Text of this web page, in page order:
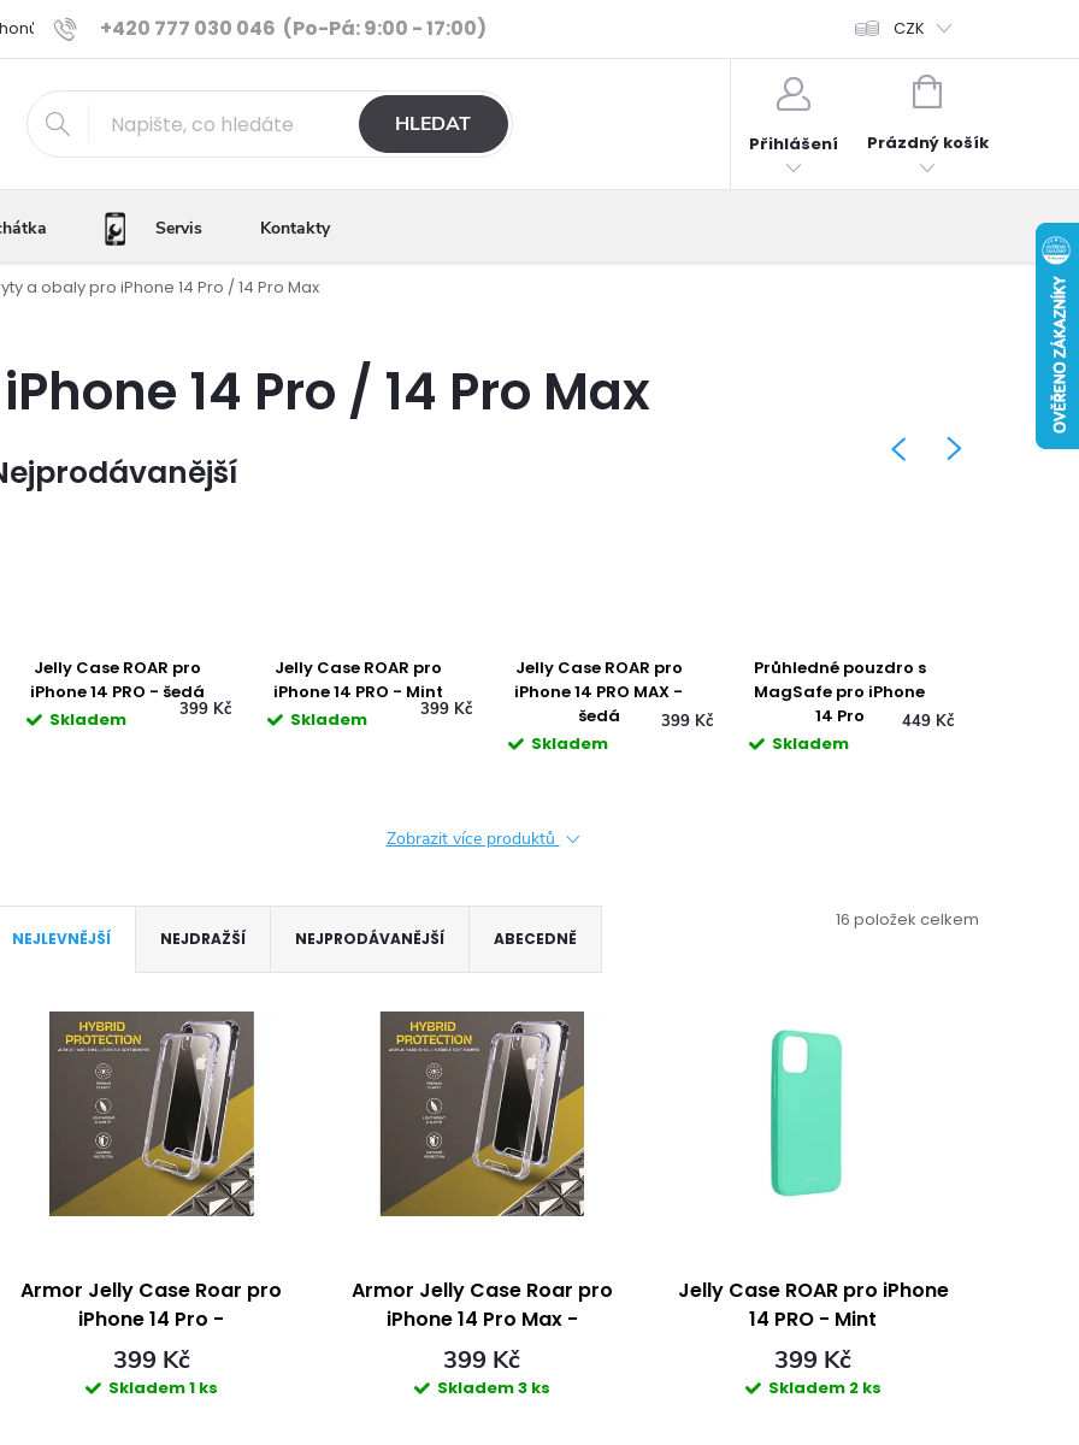
+420 777 030 046 (Po-Pá: 9:00 - 17:00)
Ověřené iPhony Výhody e-shopu Porovnání telefonů Hodnocení obchodu
CZK
HLEDAT
Přihlášení
NÁKUPNÍ
Prázdný košík
Servis Kontakty
a obaly pro iPhone 14 Pro / 14 Pro Max
14 Pro / 14 Pro Max
Jelly Case ROAR pro
iPhone 14 PRO - šedá
Skladem
399 Kč
Jelly Case ROAR pro
iPhone 14 PRO - Mint
Skladem
399 Kč
Jelly Case ROAR pro
iPhone 14 PRO MAX -
šedá
Skladem
399 Kč
Průhledné pouzdro s
MagSafe pro iPhone
14 Pro
Skladem
449 Kč
Zobrazit více produktů
ŘNEJLEVNĚJŠÍ NEJDRAŽŠÍ NEJPRODÁVANĚJŠÍ ABECEDNĚ
16 položek celkem
Armor Jelly Case Roar pro
iPhone 14 Pro -
transparentní
399 Kč
Skladem1 ks
Armor Jelly Case Roar pro
iPhone 14 Pro Max -
transparentní
399 Kč
Skladem3 ks
Jelly Case ROAR pro iPhone
14 PRO - Mint
399 Kč
Skladem 2 ks